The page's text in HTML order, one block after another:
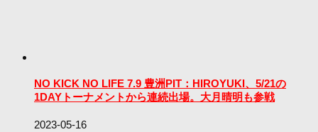
NO KICK NO LIFE 7.9 豊洲PIT：HIROYUKI、5/21の
1DAYトーナメントから連続出場。大月晴明も参戦
2023-05-16